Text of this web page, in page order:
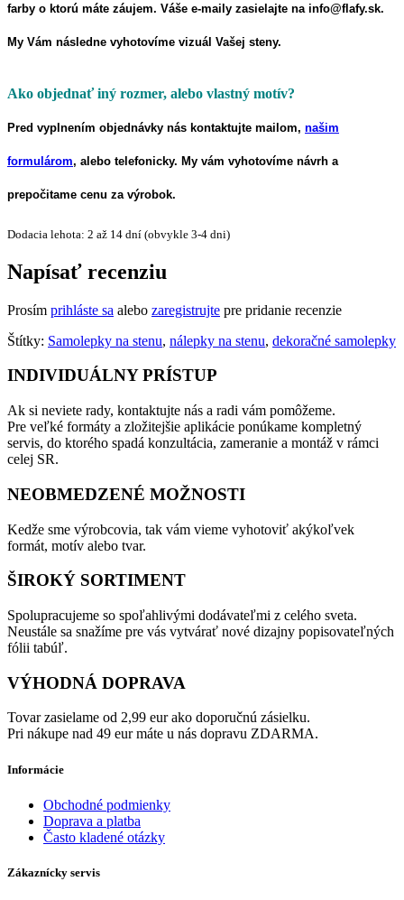
farby o ktorú máte záujem. Váše e-maily zasielajte na info@flafy.sk.
My Vám následne vyhotovíme vizuál Vašej steny.
Ako objednať iný rozmer, alebo vlastný motív?
Pred vyplnením objednávky nás kontaktujte mailom, našim
formulárom, alebo telefonicky. My vám vyhotovíme návrh a
prepočitame cenu za výrobok.
Dodacia lehota: 2 až 14 dní (obvykle 3-4 dni)
Napísať recenziu
Prosím prihláste sa alebo zaregistrujte pre pridanie recenzie
Štítky: Samolepky na stenu, nálepky na stenu, dekoračné samolepky
INDIVIDUÁLNY PRÍSTUP
Ak si neviete rady, kontaktujte nás a radi vám pomôžeme.
Pre veľké formáty a zložitejšie aplikácie ponúkame kompletný
servis, do ktorého spadá konzultácia, zameranie a montáž v rámci
celej SR.
NEOBMEDZENÉ MOŽNOSTI
Kedže sme výrobcovia, tak vám vieme vyhotoviť akýkoľvek
formát, motív alebo tvar.
ŠIROKÝ SORTIMENT
Spolupracujeme so spoľahlivými dodávateľmi z celého sveta.
Neustále sa snažíme pre vás vytvárať nové dizajny popisovateľných
fólii tabúľ.
VÝHODNÁ DOPRAVA
Tovar zasielame od 2,99 eur ako doporučnú zásielku.
Pri nákupe nad 49 eur máte u nás dopravu ZDARMA.
Informácie
Obchodné podmienky
Doprava a platba
Často kladené otázky
Zákaznícky servis